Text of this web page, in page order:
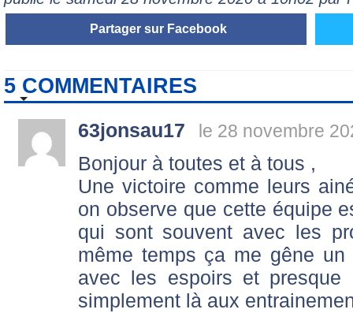
Partager sur Facebook
5 COMMENTAIRES
63jonsau17 le 28 novembre
Bonjour à toutes et à tous ,
Une victoire comme leurs
on observe que cette équipe
qui sont souvent avec les
même temps ça me gêne
avec les espoirs et
simplement là aux